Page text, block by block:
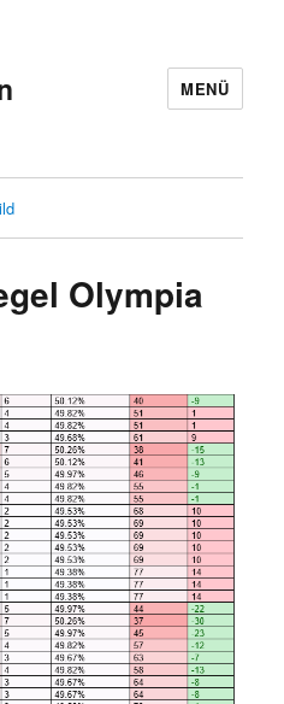
MENÜ
Olympia